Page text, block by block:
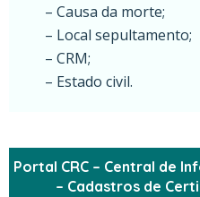
– Causa da morte;
– Local sepultamento;
– CRM;
– Estado civil.
Portal CRC – Central de
– Cadastros de